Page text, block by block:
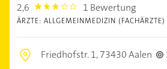
2,6 2.6000001 1 Bewertung
ÄRZTE: ALLGEMEINMEDIZIN (FACHÄRZTE)
Friedhofstr. 1,73430 Aalen